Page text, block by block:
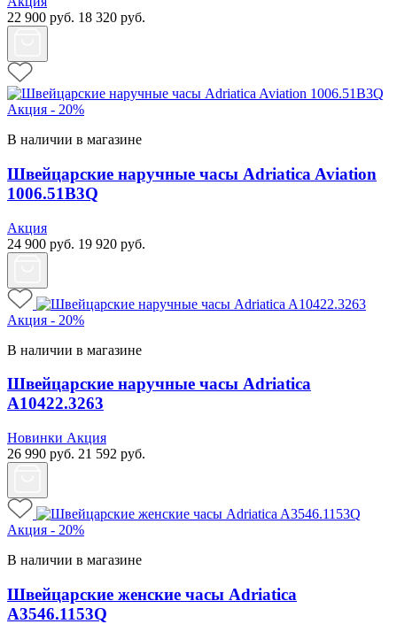
22 900 руб. 18 320 руб.
Акция - 20%
В наличии в магазине
Швейцарские наручные часы Adriatica Aviation
1006.51B3Q
Акция
24 900 руб. 19 920 руб.
Акция - 20%
В наличии в магазине
Швейцарские наручные часы Adriatica
A10422.3263
Новинки Акция
26 990 руб. 21 592 руб.
Акция - 20%
В наличии в магазине
Швейцарские женские часы Adriatica
A3546.1153Q